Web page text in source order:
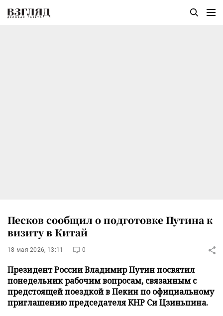
Песков сообщил о подготовке Путина к
визиту в Китай
18 мая 2026, 13:11 0
Президент России Владимир Путин посвятил
понедельник рабочим вопросам, связанным с
предстоящей поездкой в Пекин по официальному
приглашению председателя КНР Си Цзиньпина.